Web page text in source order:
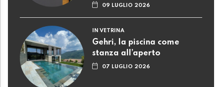
09 LUGLIO 2026
IN VETRINA
Gehri, la piscina come
stanza all’aperto
07 LUGLIO 2026